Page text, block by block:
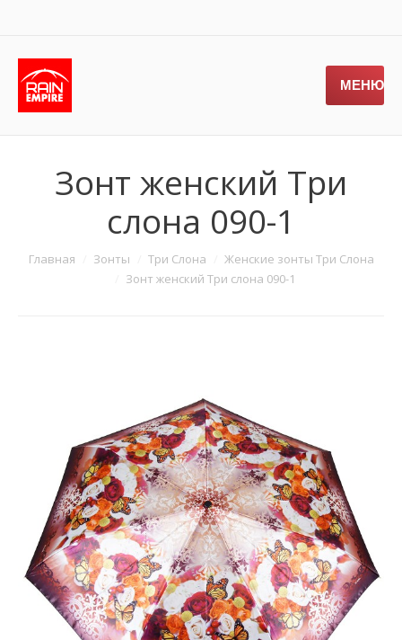
МЕНЮ
Зонт женский Три
слона 090-1
Главная Зонты Три Слона
Женские зонты Три Слона
Зонт женский Три слона 090-1